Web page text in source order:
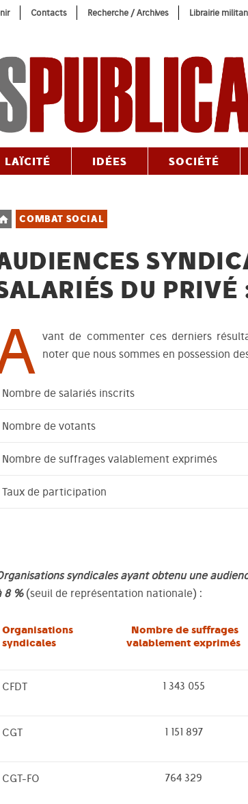
Contacts Recherche / Archives Librairie
LAÏCITÉ IDÉES SOCIÉTÉ
Post
COMBAT SOCIAL
DU PRIVÉ
vant de commenter ces derniers
noter que nous sommes en possession
Nombre de salariés inscrits
Nombre de votants
Nombre de suffrages valablement exprimés
Taux de participation
syndicales ayant obtenu une
8 % (seuil de représentation nationale) :
Organisations
syndicales
Nombre de suffrages
valablement exprimés
CFDT 1 343 055
CGT 1 151 897
CGT-FO 764 329